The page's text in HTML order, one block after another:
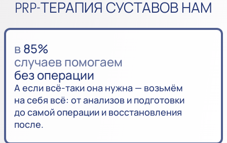
PRP-ТЕРАПИЯ СУСТАВОВ НАМ
в85%
случаев помогаем
без операции
А если всё-таки она нужна — возьмём
на себя всё: от анализов и подготовки
до самой операции и восстановления
после.